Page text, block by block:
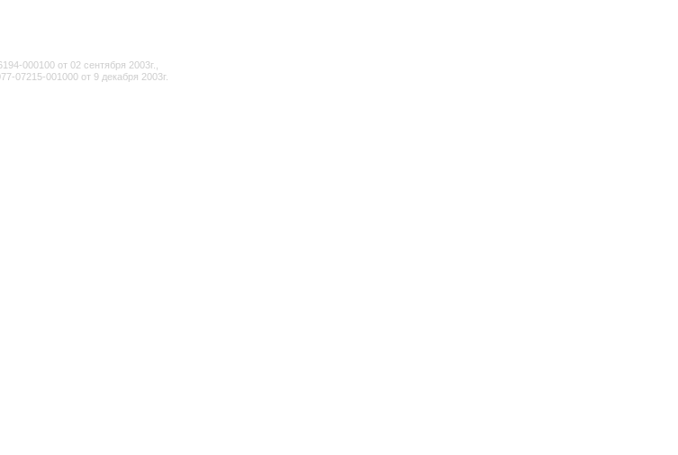
000100 от 02 сентября 2003г.,
07215-001000 от 9 декабря 2003г.